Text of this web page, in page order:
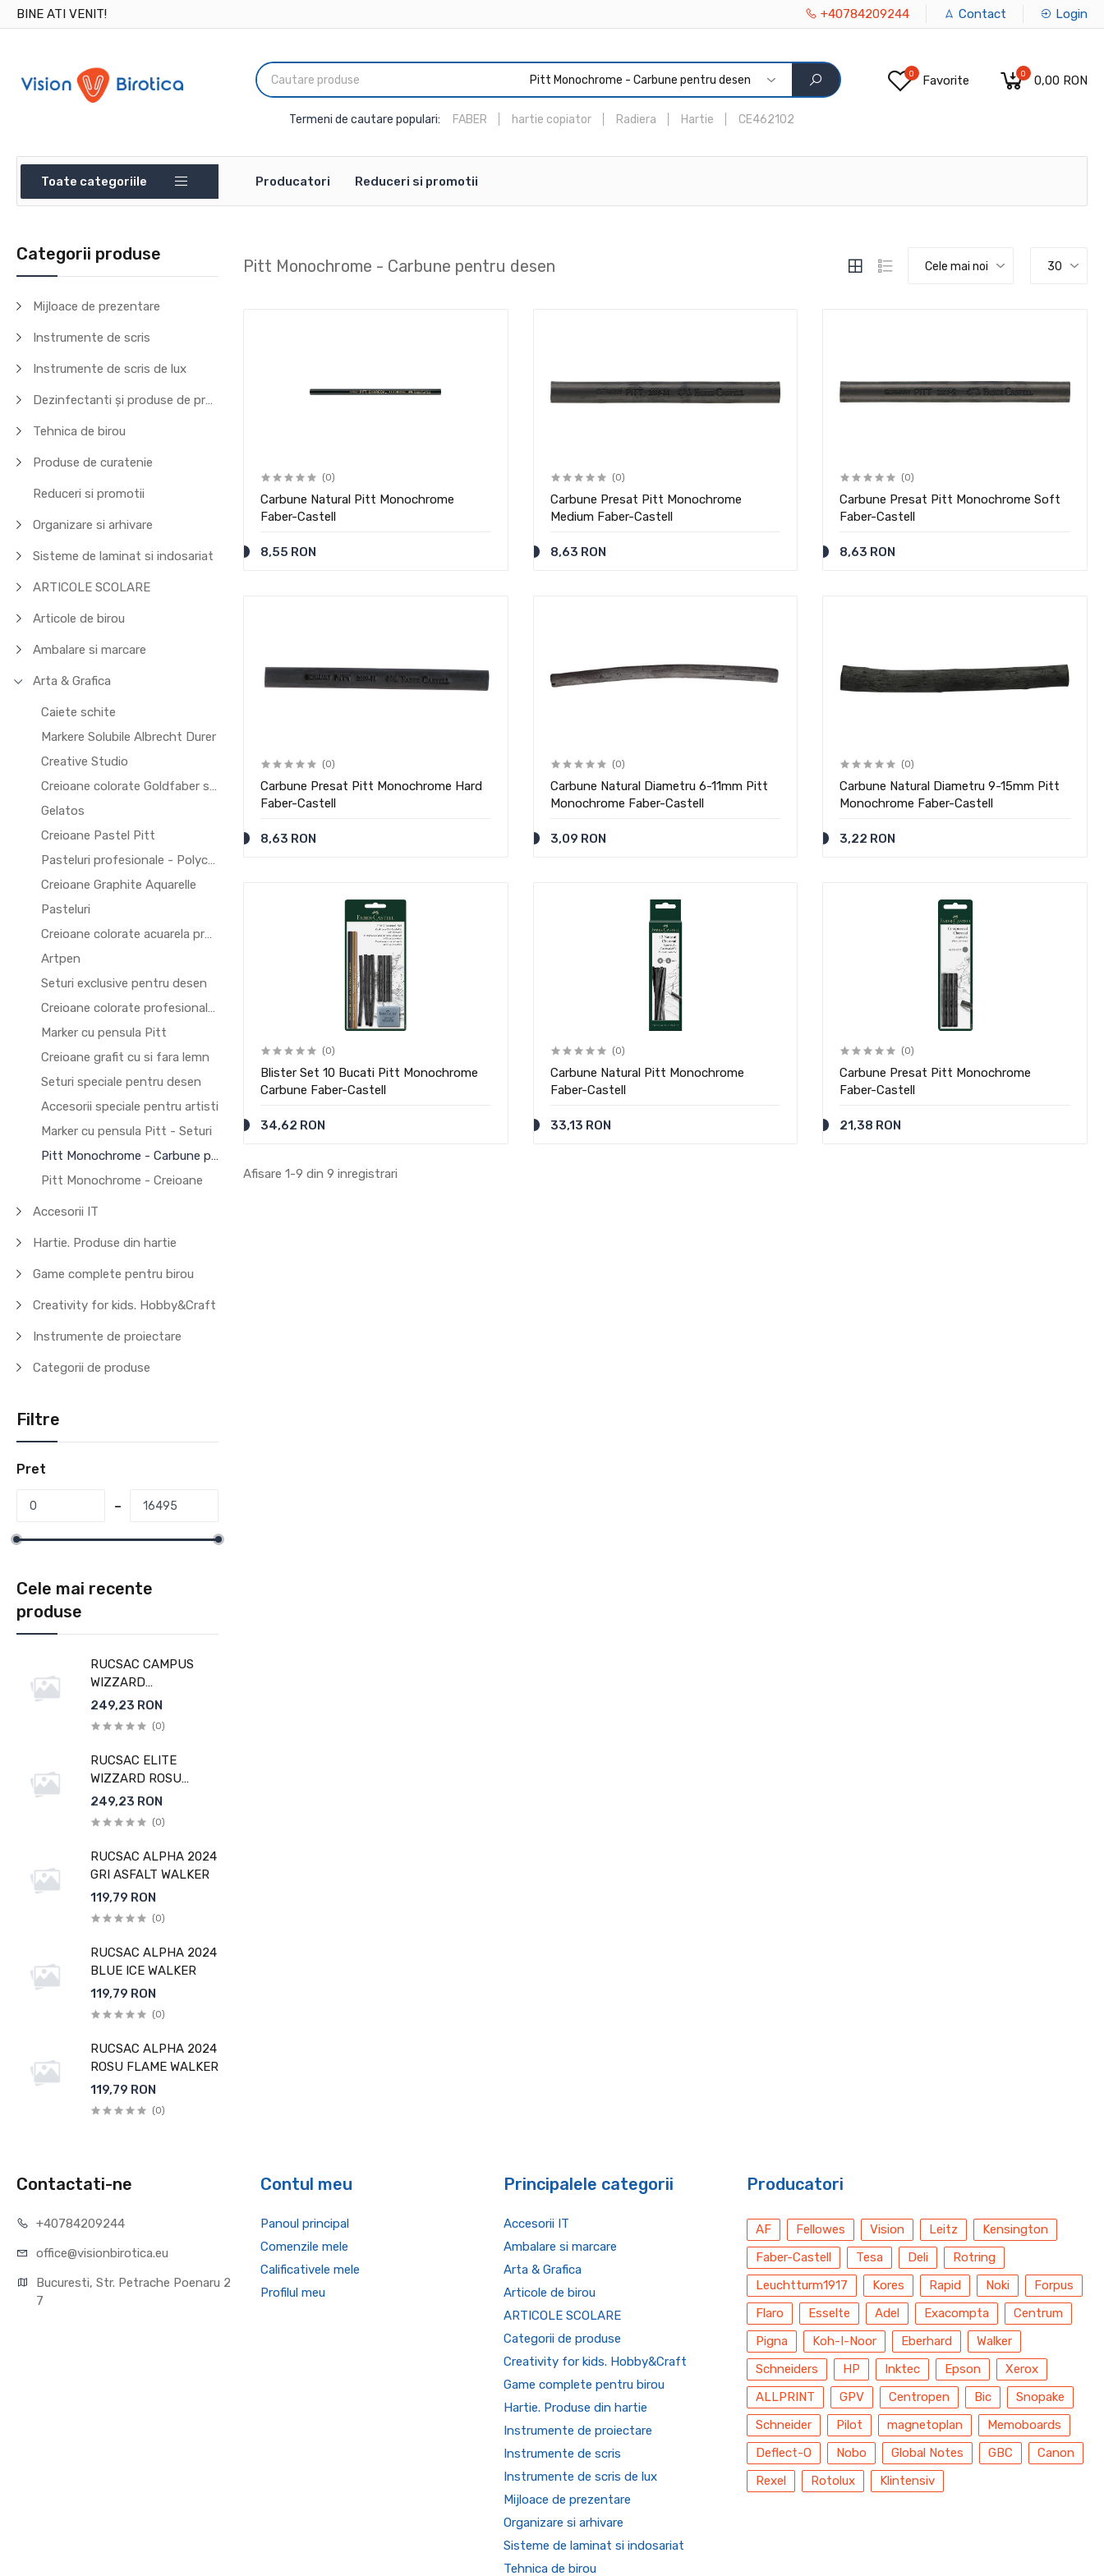
BINE ATI VENIT! +40784209244 Contact Login
Pitt Monochrome - Carbune pentru desen
Termeni de cautare populari: FABER hartie copiator Radiera Hartie CE462102
0 Favorite 0 0,00 RON
Toate categoriile Producatori Reduceri si promotii
Categorii produse
Mijloace de prezentare
Instrumente de scris
Instrumente de scris de lux
Dezinfectanti și produse de protecție
Tehnica de birou
Produse de curatenie
Reduceri si promotii
Organizare si arhivare
Sisteme de laminat si indosariat
ARTICOLE SCOLARE
Articole de birou
Ambalare si marcare
Arta & Grafica
Caiete schite
Markere Solubile Albrecht Durer
Creative Studio
Creioane colorate Goldfaber si Goldfaber Aquarelle
Gelatos
Creioane Pastel Pitt
Pasteluri profesionale - Polychromos
Creioane Graphite Aquarelle
Pasteluri
Creioane colorate acuarela profesionale - Albrecht Durer
Artpen
Seturi exclusive pentru desen
Creioane colorate profesionale - Polychromos
Marker cu pensula Pitt
Creioane grafit cu si fara lemn
Seturi speciale pentru desen
Accesorii speciale pentru artisti
Marker cu pensula Pitt - Seturi
Pitt Monochrome - Carbune pentru desen
Pitt Monochrome - Creioane
Accesorii IT
Hartie. Produse din hartie
Game complete pentru birou
Creativity for kids. Hobby&Craft
Instrumente de proiectare
Categorii de produse
Filtre
Pret
Cele mai recente
produse
RUCSAC CAMPUS
WIZZARD
ALBASTRU-BLEU
WALKER
249,23 RON
(0)
RUCSAC ELITE
WIZZARD ROSU
MELANGE WALKER
249,23 RON
(0)
RUCSAC ALPHA 2024
GRI ASFALT WALKER
119,79 RON
(0)
RUCSAC ALPHA 2024
BLUE ICE WALKER
119,79 RON
(0)
RUCSAC ALPHA 2024
ROSU FLAME WALKER
119,79 RON
(0)
Pitt Monochrome - Carbune pentru desen Cele mai noi 30
(0)
Carbune Natural Pitt Monochrome
Faber-Castell
8,55 RON
(0)
Carbune Presat Pitt Monochrome
Medium Faber-Castell
8,63 RON
(0)
Carbune Presat Pitt Monochrome Soft
Faber-Castell
8,63 RON
(0)
Carbune Presat Pitt Monochrome Hard
Faber-Castell
8,63 RON
(0)
Carbune Natural Diametru 6-11mm Pitt
Monochrome Faber-Castell
3,09 RON
(0)
Carbune Natural Diametru 9-15mm Pitt
Monochrome Faber-Castell
3,22 RON
(0)
Blister Set 10 Bucati Pitt Monochrome
Carbune Faber-Castell
34,62 RON
(0)
Carbune Natural Pitt Monochrome
Faber-Castell
33,13 RON
(0)
Carbune Presat Pitt Monochrome
Faber-Castell
21,38 RON
Afisare 1-9 din 9 inregistrari
Contactati-ne
+40784209244
office@visionbirotica.eu
Bucuresti, Str. Petrache Poenaru 2
7
Contul meu
Panoul principal
Comenzile mele
Calificativele mele
Profilul meu
Principalele categorii
Accesorii IT
Ambalare si marcare
Arta & Grafica
Articole de birou
ARTICOLE SCOLARE
Categorii de produse
Creativity for kids. Hobby&Craft
Game complete pentru birou
Hartie. Produse din hartie
Instrumente de proiectare
Instrumente de scris
Instrumente de scris de lux
Mijloace de prezentare
Organizare si arhivare
Sisteme de laminat si indosariat
Tehnica de birou
Producatori
AF Fellowes Vision Leitz
Kensington
Faber-Castell
Tesa Deli
Rotring
Leuchtturm1917
Kores Rapid Noki
Forpus
Flaro
Esselte Adel Exacompta
Centrum
Pigna
Koh-I-Noor Eberhard
Walker
Schneiders
HP Inktec Epson
Xerox
ALLPRINT
GPV Centropen Bic
Snopake
Schneider
Pilot magnetoplan
Memoboards
Deflect-O
Nobo Global Notes GBC
Canon
Rexel
Rotolux Klintensiv